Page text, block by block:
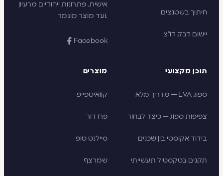
אישית. פתרונות ייחודיים מרעיון
ועד מוצר מוגמר.
Facebook
חיתוך בשטנצים
יישום דבק דו"צ
מוצרים
קוואיטפייפ
פרו דור
סיילנט טופ
שמרצף
תוכן מקצועי
ספוג EVA — מדריך מלא
צפיפות ספוג — כיצד לבחור
בידוד אקוסטי בין שכנים
תקנים בטקסטיל תעשייתי